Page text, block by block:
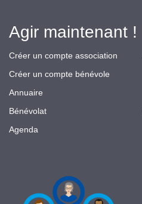
Agir maintenant !
Créer un compte association
Créer un compte bénévole
Annuaire
Bénévolat
Agenda